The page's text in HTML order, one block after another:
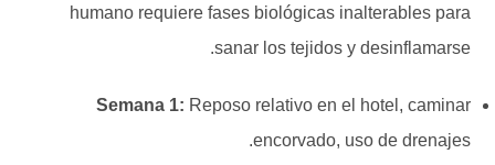
humano requiere fases biológicas inalterables para
sanar los tejidos y desinflamarse.
Semana 1: Reposo relativo en el hotel, caminar
encorvado, uso de drenajes.